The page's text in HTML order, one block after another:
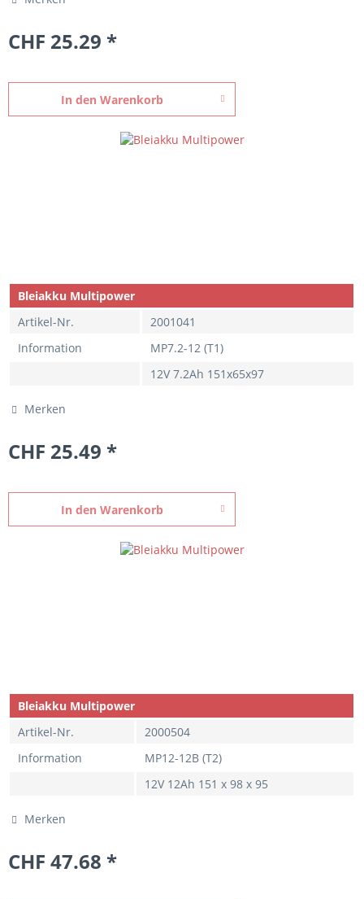
CHF 25.29 *
In den Warenkorb
Bleiakku Multipower
Artikel-Nr.
2001041
Information
MP7.2-12 (T1)
12V 7.2Ah 151x65x97
Merken
CHF 25.49 *
In den Warenkorb
Bleiakku Multipower
Artikel-Nr.
2000504
Information
MP12-12B (T2)
12V 12Ah 151 x 98 x 95
Merken
CHF 47.68 *